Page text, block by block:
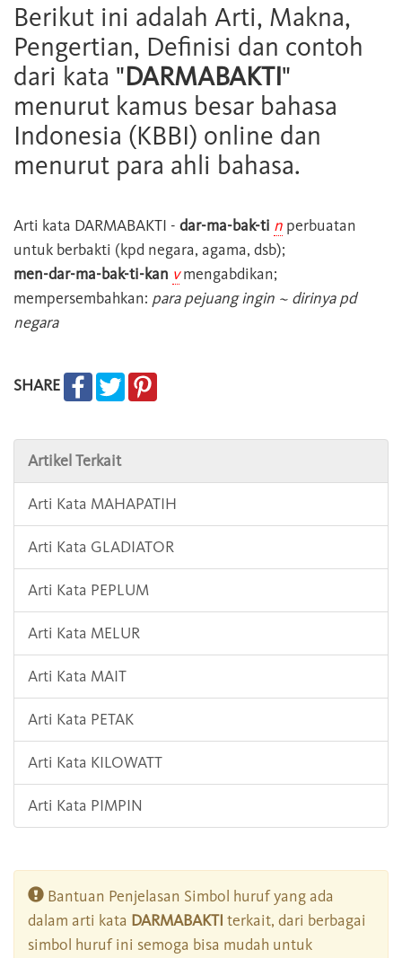
Berikut ini adalah Arti, Makna,
Pengertian, Definisi dan contoh
dari kata "DARMABAKTI"
menurut kamus besar bahasa
Indonesia (KBBI) online dan
menurut para ahli bahasa.
Arti kata DARMABAKTI - dar-ma-bak-ti n perbuatan
untuk berbakti (kpd negara, agama, dsb);
men-dar-ma-bak-ti-kan vmengabdikan;
mempersembahkan: para pejuang ingin ~ dirinya pd
negara
SHARE
Artikel Terkait
Arti Kata MAHAPATIH
Arti Kata GLADIATOR
Arti Kata PEPLUM
Arti Kata MELUR
Arti Kata MAIT
Arti Kata PETAK
Arti Kata KILOWATT
Arti Kata PIMPIN
Bantuan Penjelasan Simbol huruf yang ada
dalam arti kata DARMABAKTI terkait, dari berbagai
simbol huruf ini semoga bisa mudah untuk